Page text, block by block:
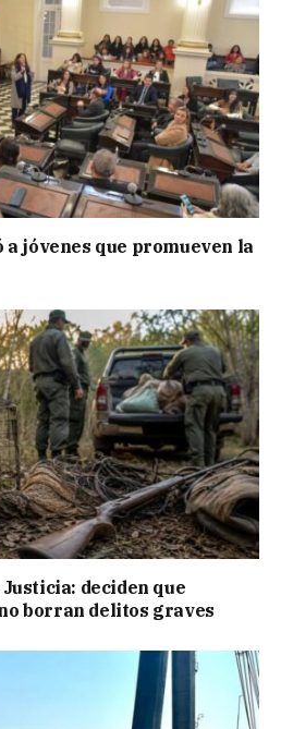
jóvenes que promueven la
deciden que
borran delitos graves